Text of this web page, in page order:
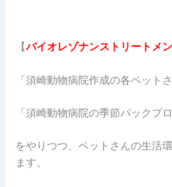
【バイオレゾナンストリートメ
「須崎動物病院作成の各ペット
「須崎動物病院の季節パックプ
をやりつつ、ペットさんの生活
ます。